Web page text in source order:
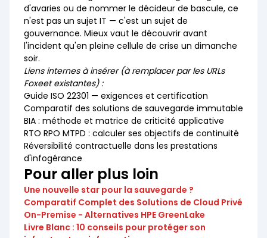
d'avaries ou de nommer le décideur de bascule, ce
n'est pas un sujet IT — c'est un sujet de
gouvernance. Mieux vaut le découvrir avant
l'incident qu'en pleine cellule de crise un dimanche
soir.
Liens internes à insérer (à remplacer par les URLs
Foxeet existantes) :
Guide ISO 22301 — exigences et certification
Comparatif des solutions de sauvegarde immutable
BIA : méthode et matrice de criticité applicative
RTO RPO MTPD : calculer ses objectifs de continuité
Réversibilité contractuelle dans les prestations
d'infogérance
Pour aller plus loin
Une nouvelle star pour la sauvegarde ?
Comparatif Complet des Solutions de Cloud Privé
On-Premise - Alternatives HPE GreenLake
Livre Blanc : 10 conseils pour protéger son